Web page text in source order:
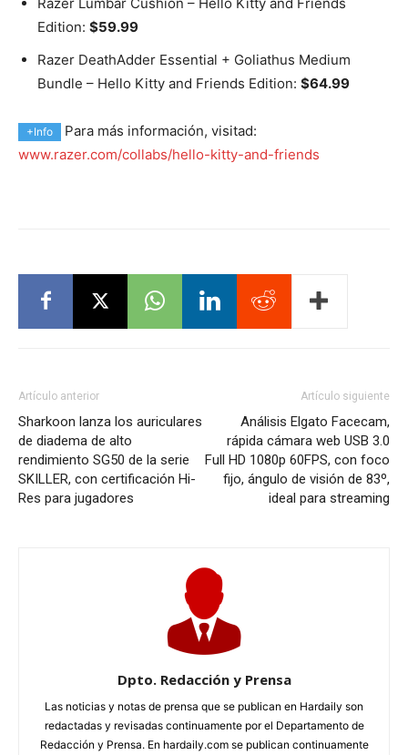
Edition: $59.99
Razer DeathAdder Essential + Goliathus Medium
Bundle – Hello Kitty and Friends Edition: $64.99
+Info
Para más información, visitad:
www.razer.com/collabs/hello-kitty-and-friends
Artículo anterior
Sharkoon lanza los auriculares
de diadema de alto
rendimiento SG50 de la serie
SKILLER, con certificación Hi-
Res para jugadores
Artículo siguiente
Análisis Elgato Facecam,
rápida cámara web USB 3.0
Full HD 1080p 60FPS, con foco
fijo, ángulo de visión de 83º,
ideal para streaming
Dpto. Redacción y Prensa
Las noticias y notas de prensa que se publican en Hardaily son
redactadas y revisadas continuamente por el Departamento de
Redacción y Prensa. En hardaily.com se publican continuamente